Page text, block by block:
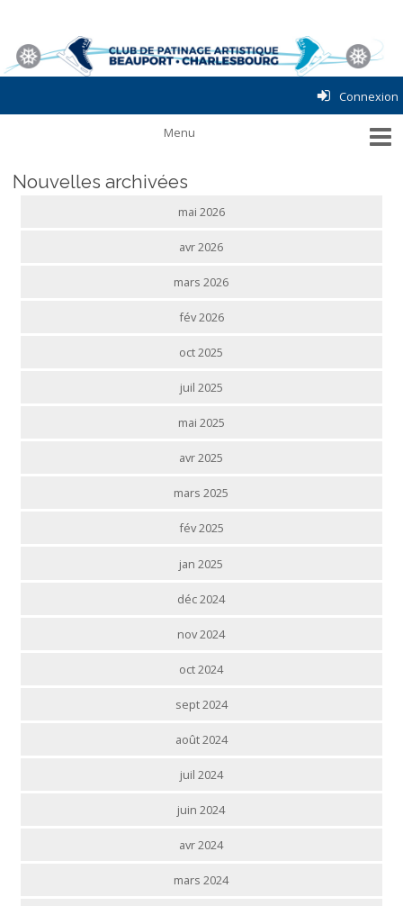
Connexion
Nouvelles archivées
mai 2026
avr 2026
mars 2026
fév 2026
oct 2025
juil 2025
mai 2025
avr 2025
mars 2025
fév 2025
jan 2025
déc 2024
nov 2024
oct 2024
sept 2024
août 2024
juil 2024
juin 2024
avr 2024
mars 2024